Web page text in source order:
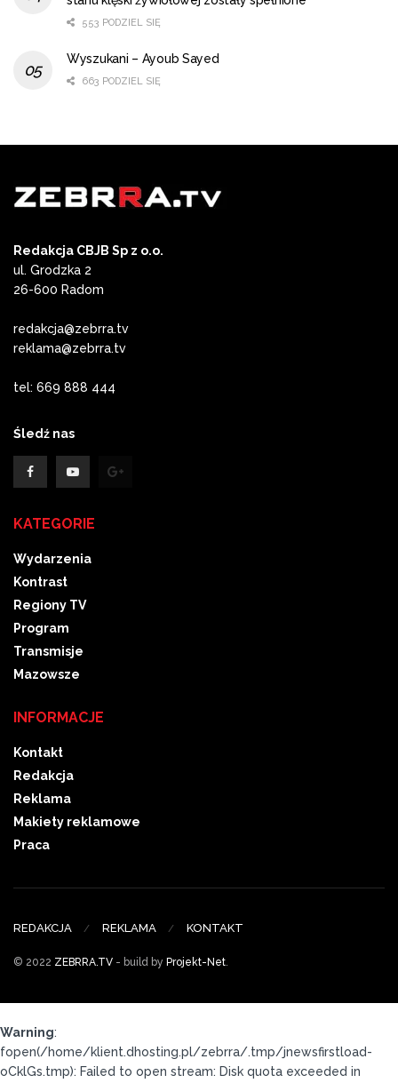
553 PODZIEL SIĘ
Wyszukani – Ayoub Sayed
663 PODZIEL SIĘ
Redakcja CBJB Sp z o.o.
ul. Grodzka 2
26-600 Radom
redakcja@zebrra.tv
reklama@zebrra.tv
tel: 669 888 444
Śledź nas
KATEGORIE
Wydarzenia
Kontrast
Regiony TV
Program
Transmisje
Mazowsze
INFORMACJE
Kontakt
Redakcja
Reklama
Makiety reklamowe
Praca
REDAKCJA REKLAMA KONTAKT
© 2022 ZEBRRA.TV - build by Projekt-Net.
Warning:
fopen(/home/klient.dhosting.pl/zebrra/.tmp/jnewsfirstload-
oCklGs.tmp): Failed to open stream: Disk quota exceeded in